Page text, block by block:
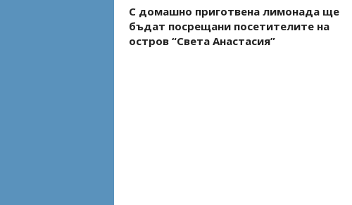
С домашно приготвена лимонада ще
бъдат посрещани посетителите на
остров “Света Анастасия”